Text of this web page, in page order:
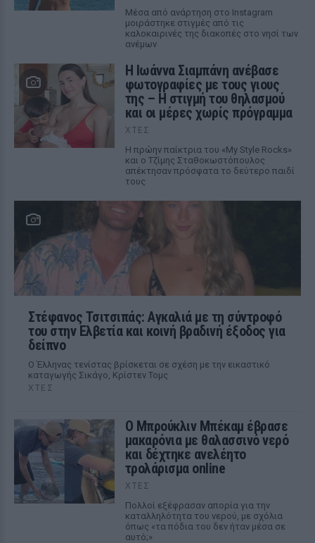
Μέσα από ανάρτηση στο Instagram
μοιράστηκε στιγμές από τις
καλοκαιρινές της διακοπές στο νησί των
ανέμων
H Ιωάννα Σιαμπάνη ανέβασε
φωτογραφίες με τους γιους
της – Η στιγμή του θηλασμού
και οι μέρες χωρίς πρόγραμμα
ΧΤΕΣ
Η πρώην παίκτρια του «My Style Rocks»
και ο Τζίμης Σταθοκωστόπουλος
απέκτησαν πρόσφατα το δεύτερο παιδί
τους
Στέφανος Τσιτσιπάς: Αγκαλιά με τη σύντροφό
του στην Ελβετία και κοινή βραδινή έξοδος για
δείπνο
Ο Έλληνας τενίστας βρίσκεται σε σχέση με την εικαστικό
καταγωγής Σικάγο, Κρίστεν Τομς
ΧΤΕΣ
Ο Μπρούκλιν Μπέκαμ έβρασε
μακαρόνια με θαλασσινό νερό
και δέχτηκε ανελέητο
τρολάρισμα online
ΧΤΕΣ
Πολλοί εξέφρασαν απορία για την
καταλληλότητα του νερού, με σχόλια
όπως «τα πόδια του δεν ήταν μέσα σε
αυτό;»